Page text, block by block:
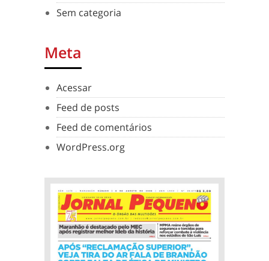
Sem categoria
Meta
Acessar
Feed de posts
Feed de comentários
WordPress.org